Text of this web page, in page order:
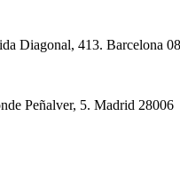
Diagonal, 413. Barcelona
Peñalver, 5. Madrid 28006